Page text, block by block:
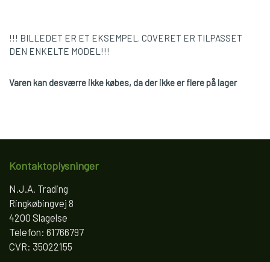
!!! BILLEDET ER ET EKSEMPEL. COVERET ER TILPASSET
DEN ENKELTE MODEL!!!
Varen kan desværre ikke købes, da der ikke er flere på lager
Kontaktoplysninger
N.J.A. Trading
Ringkøbingvej 8
4200 Slagelse
Telefon: 61766797
CVR: 35022155